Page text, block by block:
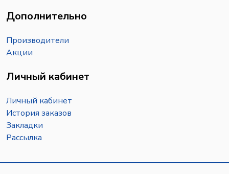
Дополнительно
Производители
Акции
Личный кабинет
Личный кабинет
История заказов
Закладки
Рассылка